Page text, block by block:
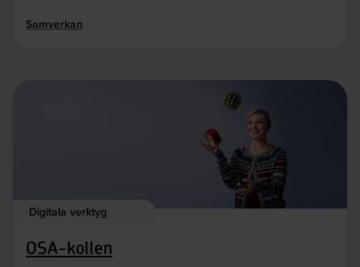
Samverkan
Digitala verktyg
OSA-kollen